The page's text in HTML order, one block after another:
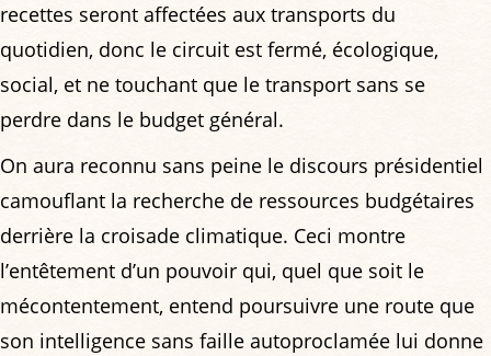
recettes seront affectées aux transports du
quotidien, donc le circuit est fermé, écologique,
social, et ne touchant que le transport sans se
perdre dans le budget général.
On aura reconnu sans peine le discours présidentiel
camouflant la recherche de ressources budgétaires
derrière la croisade climatique. Ceci montre
l’entêtement d’un pouvoir qui, quel que soit le
mécontentement, entend poursuivre une route que
son intelligence sans faille autoproclamée lui donne